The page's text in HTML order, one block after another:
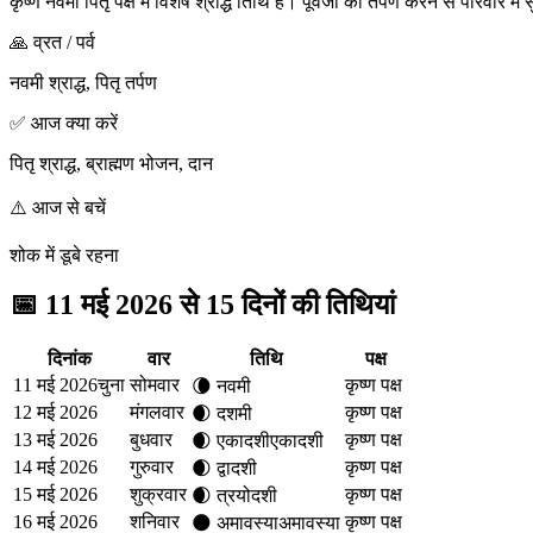
🙏 व्रत / पर्व
नवमी श्राद्ध, पितृ तर्पण
✅ आज क्या करें
पितृ श्राद्ध, ब्राह्मण भोजन, दान
⚠️ आज से बचें
शोक में डूबे रहना
📅 11 मई 2026 से 15 दिनों की तिथियां
दिनांक वार तिथि
पक्ष
11 मई 2026चुना सोमवार 🌘 नवमी
कृष्ण पक्ष
12 मई 2026
मंगलवार 🌒 दशमी
कृष्ण पक्ष
13 मई 2026
बुधवार 🌒 एकादशीएकादशी
कृष्ण पक्ष
14 मई 2026
गुरुवार 🌒 द्वादशी
कृष्ण पक्ष
15 मई 2026
शुक्रवार 🌒 त्रयोदशी
कृष्ण पक्ष
16 मई 2026
शनिवार 🌑 अमावस्याअमावस्या कृष्ण पक्ष